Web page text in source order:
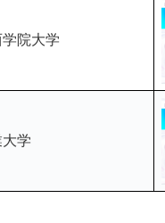
院大学
学